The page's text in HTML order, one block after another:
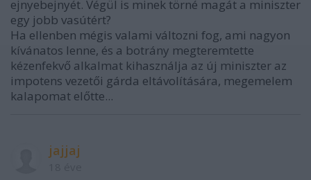
ejnyebejnyét. Végül is minek törné magát a miniszter
egy jobb vasútért?
Ha ellenben mégis valami változni fog, ami nagyon
kívánatos lenne, és a botrány megteremtette
kézenfekvő alkalmat kihasználja az új miniszter az
impotens vezetői gárda eltávolítására, megemelem
kalapomat előtte...
jajjaj